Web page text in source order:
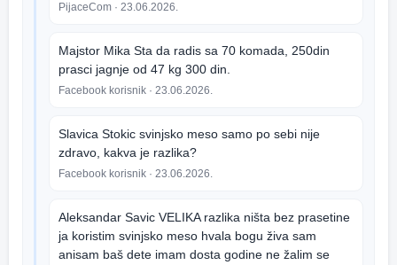
PijaceCom · 23.06.2026.
Majstor Mika Sta da radis sa 70 komada, 250din
prasci jagnje od 47 kg 300 din.
Facebook korisnik · 23.06.2026.
Slavica Stokic svinjsko meso samo po sebi nije
zdravo, kakva je razlika?
Facebook korisnik · 23.06.2026.
Aleksandar Savic VELIKA razlika ništa bez prasetine
ja koristim svinjsko meso hvala bogu živa sam
anisam baš dete imam dosta godine ne žalim se